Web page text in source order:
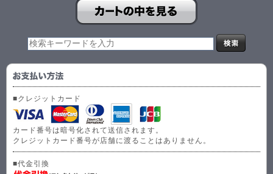
■クレジットカード
カード番号は暗号化されて送信されます。
クレジットカード番号が店舗に渡ることはありません。
■代金引換